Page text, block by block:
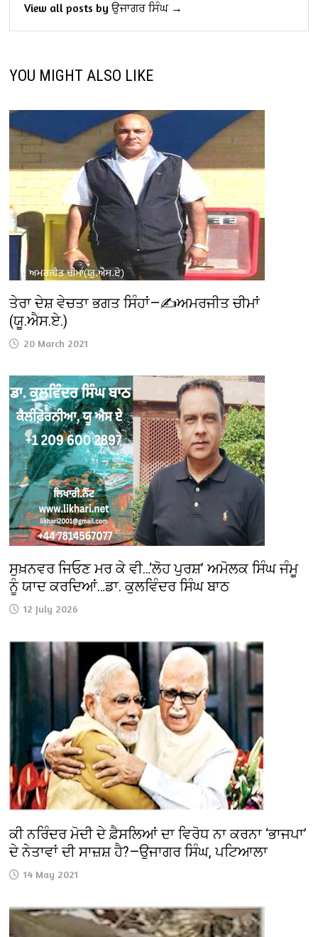
View all posts by ਉਜਾਗਰ ਸਿੰਘ →
YOU MIGHT ALSO LIKE
ਤੇਰਾ ਦੇਸ਼ ਵੇਚਤਾ ਭਗਤ ਸਿੰਹਾਂ—✍️ਅਮਰਜੀਤ ਚੀਮਾਂ
(ਯੂ.ਐਸ.ਏ.)
20 March 2021
ਸੁਖ਼ਨਵਰ ਜਿਓਣ ਮਰ ਕੇ ਵੀ…‘ਲੋਹ ਪੁਰਸ਼’ ਅਮੋਲਕ ਸਿੰਘ ਜੰਮੂ
ਨੂੰ ਯਾਦ ਕਰਦਿਆਂ…ਡਾ. ਕੁਲਵਿੰਦਰ ਸਿੰਘ ਬਾਠ
12 July 2026
ਕੀ ਨਰਿੰਦਰ ਮੋਦੀ ਦੇ ਫ਼ੈਸਲਿਆਂ ਦਾ ਵਿਰੋਧ ਨਾ ਕਰਨਾ ‘ਭਾਜਪਾ’
ਦੇ ਨੇਤਾਵਾਂ ਦੀ ਸਾਜ਼ਸ਼ ਹੈ?—ਉਜਾਗਰ ਸਿੰਘ, ਪਟਿਆਲਾ
14 May 2021